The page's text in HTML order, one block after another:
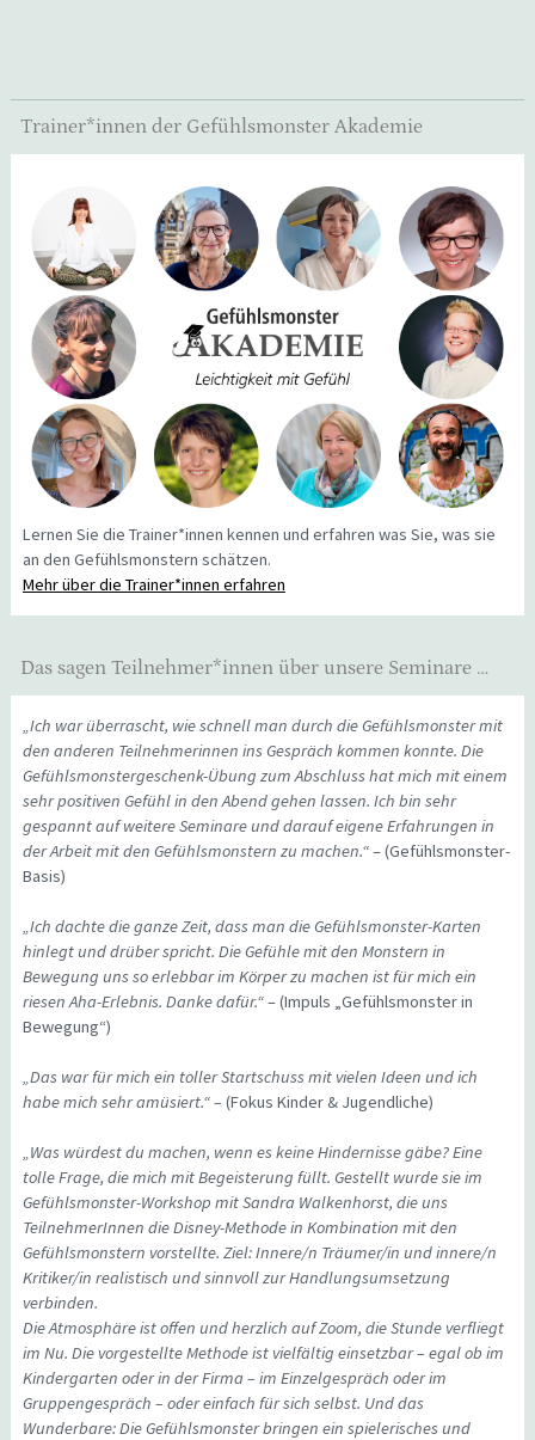
Trainer*innen der Gefühlsmonster Akademie
Lernen Sie die Trainer*innen kennen und erfahren was Sie, was sie
an den Gefühlsmonstern schätzen.
Mehr über die Trainer*innen erfahren
Das sagen Teilnehmer*innen über unsere Seminare …
„Ich war überrascht, wie schnell man durch die Gefühlsmonster mit
den anderen Teilnehmerinnen ins Gespräch kommen konnte. Die
Gefühlsmonstergeschenk-Übung zum Abschluss hat mich mit einem
sehr positiven Gefühl in den Abend gehen lassen. Ich bin sehr
gespannt auf weitere Seminare und darauf eigene Erfahrungen in
der Arbeit mit den Gefühlsmonstern zu machen.“– (Gefühlsmonster-
Basis)
„Ich dachte die ganze Zeit, dass man die Gefühlsmonster-Karten
hinlegt und drüber spricht. Die Gefühle mit den Monstern in
Bewegung uns so erlebbar im Körper zu machen ist für mich ein
riesen Aha-Erlebnis. Danke dafür.“– (Impuls „Gefühlsmonster in
Bewegung“)
„Das war für mich ein toller Startschuss mit vielen Ideen und ich
habe mich sehr amüsiert.“ – (Fokus Kinder & Jugendliche)
„Was würdest du machen, wenn es keine Hindernisse gäbe? Eine
tolle Frage, die mich mit Begeisterung füllt. Gestellt wurde sie im
Gefühlsmonster-Workshop mit Sandra Walkenhorst, die uns
TeilnehmerInnen die Disney-Methode in Kombination mit den
Gefühlsmonstern vorstellte. Ziel: Innere/n Träumer/in und innere/n
Kritiker/in realistisch und sinnvoll zur Handlungsumsetzung
verbinden.
Die Atmosphäre ist offen und herzlich auf Zoom, die Stunde verfliegt
im Nu. Die vorgestellte Methode ist vielfältig einsetzbar – egal ob im
Kindergarten oder in der Firma – im Einzelgespräch oder im
Gruppengespräch – oder einfach für sich selbst. Und das
Wunderbare: Die Gefühlsmonster bringen ein spielerisches und